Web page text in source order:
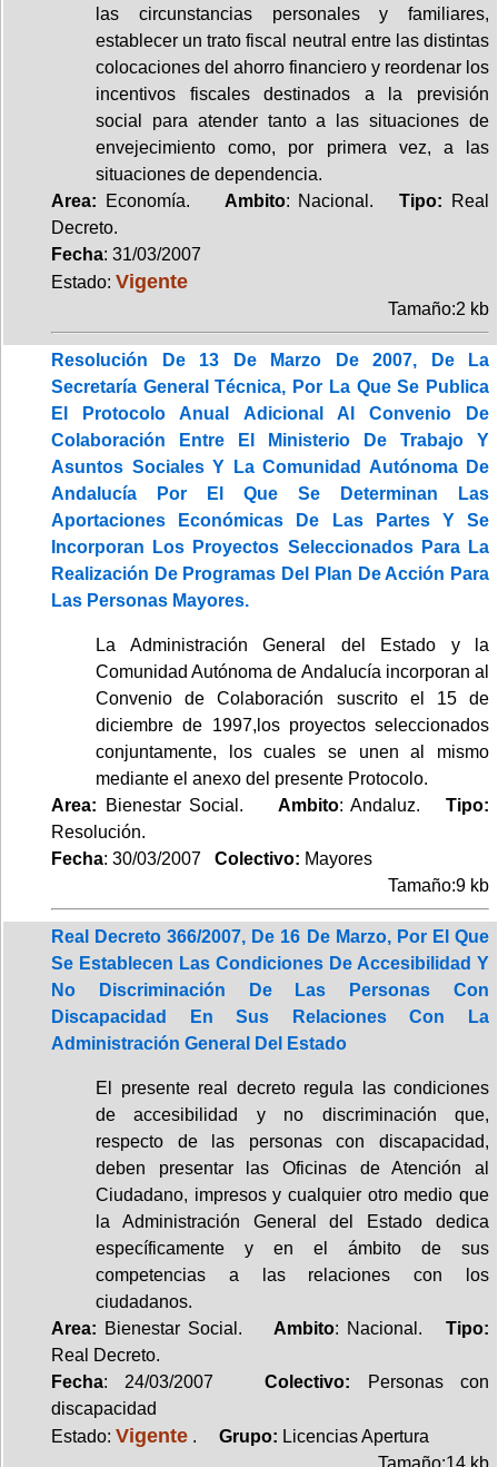
las circunstancias personales y familiares,
establecer un trato fiscal neutral entre las distintas
colocaciones del ahorro financiero y reordenar los
incentivos fiscales destinados a la previsión
social para atender tanto a las situaciones de
envejecimiento como, por primera vez, a las
situaciones de dependencia.
Area: Economía. Ambito: Nacional.Tipo:
Real
Decreto.
Fecha: 31/03/2007
Estado: Vigente
Tamaño:2 kb
Resolución De 13 De Marzo De 2007, De La
Secretaría General Técnica, Por La Que Se Publica
El Protocolo Anual Adicional Al Convenio De
Colaboración Entre El Ministerio De Trabajo Y
Asuntos Sociales Y La Comunidad Autónoma De
Andalucía Por El Que Se Determinan Las
Aportaciones Económicas De Las Partes Y Se
Incorporan Los Proyectos Seleccionados Para La
Realización De Programas Del Plan De Acción Para
Las Personas Mayores.
La Administración General del Estado y la
Comunidad Autónoma de Andalucía incorporan al
Convenio de Colaboración suscrito el 15 de
diciembre de 1997,los proyectos seleccionados
conjuntamente, los cuales se unen al mismo
mediante el anexo del presente Protocolo.
Area: Bienestar Social. Ambito: Andaluz.Tipo:
Resolución.
Fecha: 30/03/2007 Colectivo: Mayores
Tamaño:9 kb
Real Decreto 366/2007, De 16 De Marzo, Por El Que
Se Establecen Las Condiciones De Accesibilidad Y
No Discriminación De Las Personas Con
Discapacidad En Sus Relaciones Con La
Administración General Del Estado
El presente real decreto regula las condiciones
de accesibilidad y no discriminación que,
respecto de las personas con discapacidad,
deben presentar las Oficinas de Atención al
Ciudadano, impresos y cualquier otro medio que
la Administración General del Estado dedica
específicamente y en el ámbito de sus
competencias a las relaciones con los
ciudadanos.
Area: Bienestar Social. Ambito: Nacional. Tipo:
Real Decreto.
Fecha: 24/03/2007 Colectivo:
Personas con
discapacidad
Estado: Vigente . Grupo: Licencias Apertura
Tamaño:14 kb